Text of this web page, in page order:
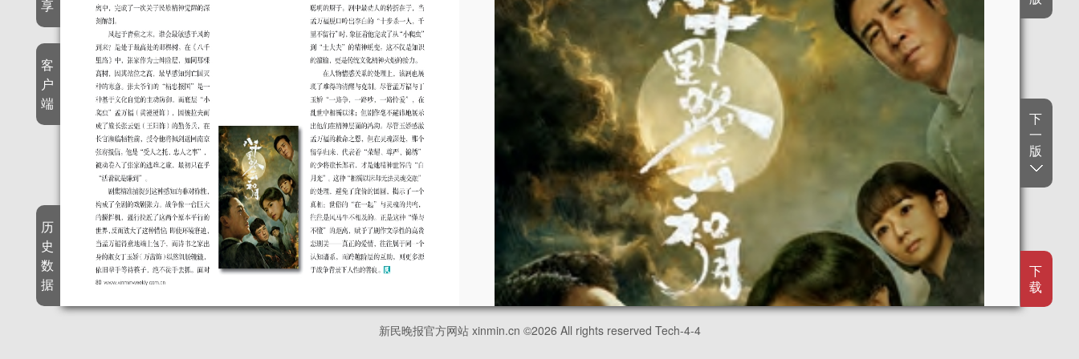
享
客
户
端
历
史
数
据
下
一
版
下
载
新民晚报官方网站 xinmin.cn ©2026 All rights reserved Tech-4-4